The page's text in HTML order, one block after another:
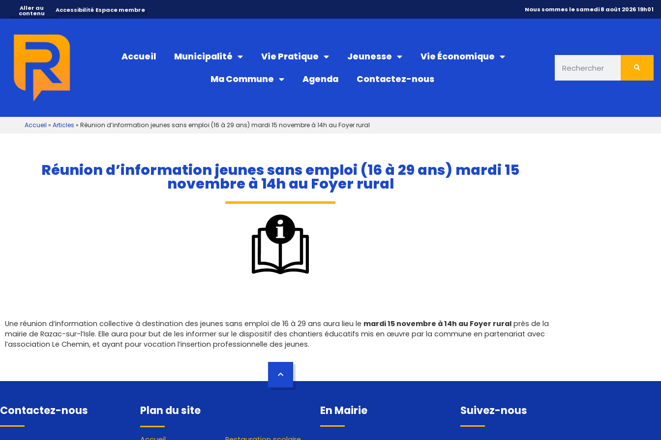
Aller au
contenu Accessibilité Espace membre Nous sommes le samedi 8 août 2026 19h01
Accueil Municipalité Vie Pratique Jeunesse
Vie Économique
Ma Commune
Agenda Contactez-nous
Accueil » Articles » Réunion d’information jeunes sans emploi (16 à 29 ans) mardi 15 novembre à 14h au Foyer rural
Réunion d’information jeunes sans emploi (16 à 29 ans) mardi 15
novembre à 14h au Foyer rural
Une réunion d’information collective à destination des jeunes sans emploi de 16 à 29 ans aura lieu le mardi 15 novembre à 14h au Foyer rural près de la
mairie de Razac-sur-l’Isle. Elle aura pour but de les informer sur le dispositif des chantiers éducatifs mis en œuvre par la commune en partenariat avec
l’association Le Chemin, et ayant pour vocation l’insertion professionnelle des jeunes.
Contactez-nous Plan du site En Mairie Suivez-nous